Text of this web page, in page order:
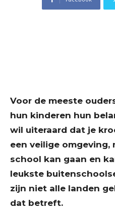
Voor de meeste
hun kinderen hun
wil uiteraard dat je
een veilige omgeving,
school kan gaan en
leukste
zijn niet alle landen
dat betreft.